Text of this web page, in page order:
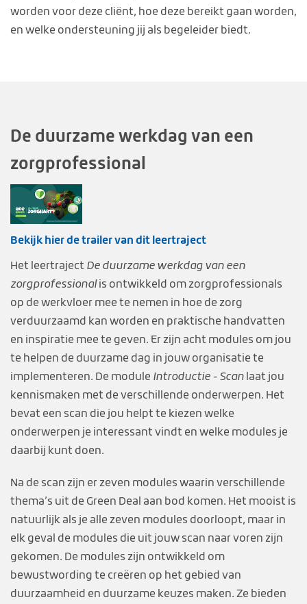
worden voor deze cliënt, hoe deze bereikt gaan worden,
en welke ondersteuning jij als begeleider biedt.
De duurzame werkdag van een
zorgprofessional
Bekijk hier de trailer van dit leertraject
Het leertraject De duurzame werkdag van een
zorgprofessional is ontwikkeld om zorgprofessionals
op de werkvloer mee te nemen in hoe de zorg
verduurzaamd kan worden en praktische handvatten
en inspiratie mee te geven. Er zijn acht modules om jou
te helpen de duurzame dag in jouw organisatie te
implementeren. De module Introductie - Scan laat jou
kennismaken met de verschillende onderwerpen. Het
bevat een scan die jou helpt te kiezen welke
onderwerpen je interessant vindt en welke modules je
daarbij kunt doen.
Na de scan zijn er zeven modules waarin verschillende
thema’s uit de Green Deal aan bod komen. Het mooist is
natuurlijk als je alle zeven modules doorloopt, maar in
elk geval de modules die uit jouw scan naar voren zijn
gekomen. De modules zijn ontwikkeld om
bewustwording te creëren op het gebied van
duurzaamheid en duurzame keuzes maken. Ze bieden